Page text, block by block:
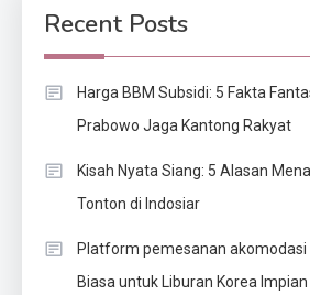
Recent Posts
Harga BBM Subsidi: 5 Fakta
Prabowo Jaga Kantong Rakyat
Kisah Nyata Siang: 5 Alasan
Tonton di Indosiar
Platform pemesanan akomodasi
Biasa untuk Liburan Korea Impian